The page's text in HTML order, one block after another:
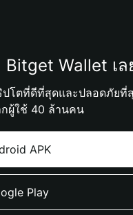
Wallet เล
ปโตที่ดีที่สุดและปลอดภัยที่
กผู้ใช้ 40 ล้านคน
APK
Play